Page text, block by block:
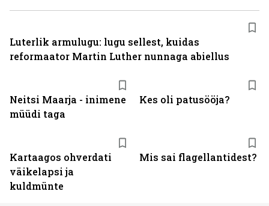
Neitsi Maarja - inimene
müüdi taga
Kes oli patusööja?
Kartaagos ohverdati
väikelapsi ja
kuldmünte
Mis sai flagellantidest?
Luterlik armulugu: lugu sellest, kuidas
reformaator Martin Luther nunnaga abiellus